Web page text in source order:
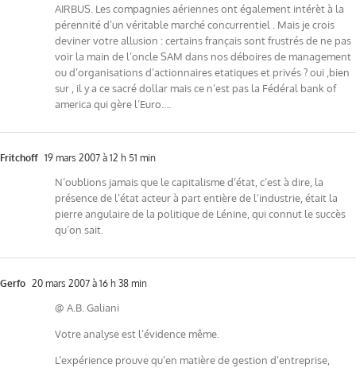
AIRBUS. Les compagnies aériennes ont également intérèt à la
pérennité d’un véritable marché concurrentiel . Mais je crois
deviner votre allusion : certains français sont frustrés de ne pas
voir la main de l’oncle SAM dans nos déboires de management
ou d’organisations d’actionnaires etatiques et privés ? oui ,bien
sur , il y a ce sacré dollar mais ce n’est pas la Fédéral bank of
america qui gère l’Euro….
Fritchoff 19 mars 2007 à 12 h 51 min
N’oublions jamais que le capitalisme d’état, c’est à dire, la
présence de l’état acteur à part entière de l’industrie, était la
pierre angulaire de la politique de Lénine, qui connut le succès
qu’on sait.
Gerfo 20 mars 2007 à 16 h 38 min
@ A.B. Galiani
Votre analyse est l’évidence même.
L’expérience prouve qu’en matière de gestion d’entreprise,